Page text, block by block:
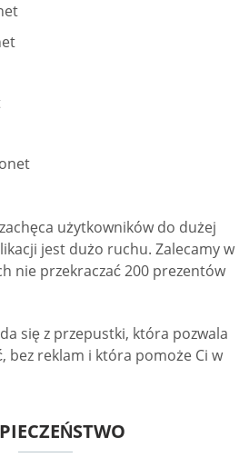
użytkowników do dużej
jest dużo ruchu. Zalecamy w
nie przekraczać 200 prezentów
się z przepustki, która pozwala
bez reklam i która pomoże Ci w